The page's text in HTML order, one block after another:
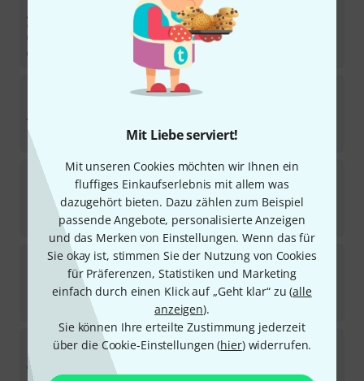
Mit Liebe serviert!
Mit unseren Cookies möchten wir Ihnen ein
fluffiges Einkaufserlebnis mit allem was
dazugehört bieten. Dazu zählen zum Beispiel
passende Angebote, personalisierte Anzeigen
und das Merken von Einstellungen. Wenn das für
Sie okay ist, stimmen Sie der Nutzung von Cookies
für Präferenzen, Statistiken und Marketing
einfach durch einen Klick auf „Geht klar“ zu (alle
anzeigen).
Sie können Ihre erteilte Zustimmung jederzeit
über die Cookie-Einstellungen (hier) widerrufen.
In 5–7 Wochen lieferbar
StairvilleBEL6 Battery Event Light Bund
€
StairvilleBEL4 Battery Event Lig B-Stock
Sofort lieferbar
239 €
StairvilleThe Tube I B-Stock
Sofort lieferbar
StairvilleThe Tube I Tour Bundle 2
In 11–14 Wochen lieferbar